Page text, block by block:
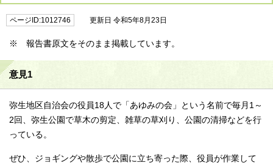
ページID:1012746 更新日 令和5年8月23日
※ 報告書原文をそのまま掲載しています。
意見1
弥生地区自治会の役員18人で「あゆみの会」という名前で毎月1～
2回、弥生公園で草木の剪定、雑草の草刈り、公園の清掃などを行
っている。
ぜひ、ジョギングや散歩で公園に立ち寄った際、役員が作業して